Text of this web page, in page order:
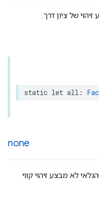
של ציון דרך.
static let all :
none
לא מבצע זיהוי קווי